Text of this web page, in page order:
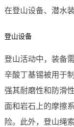
在登山设备、潜水
登山设备
登山活动中，装备
辛酸丁基锡被用于
强其耐磨性和防滑
面和岩石上的摩擦
险。此外，登山绳